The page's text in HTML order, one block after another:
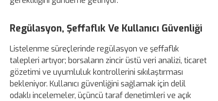
Regülasyon, Şeffaflık Ve Kullanıcı Güvenliği
Listelenme süreçlerinde regülasyon ve şeffaflık
talepleri artıyor; borsaların zincir üstü veri analizi, ticaret
gözetimi ve uyumluluk kontrollerini sıkılaştırması
bekleniyor. Kullanıcı güvenliğini sağlamak için delil
odaklı incelemeler, üçüncü taraf denetimleri ve açık